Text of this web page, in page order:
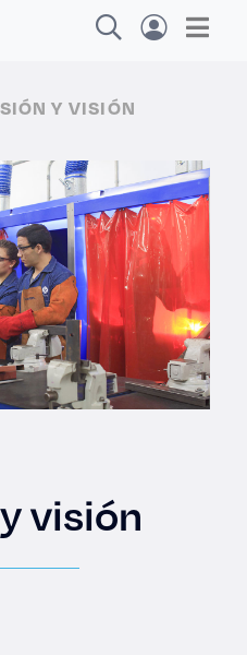
académicos,
y noticias
Y VISIÓN
visión